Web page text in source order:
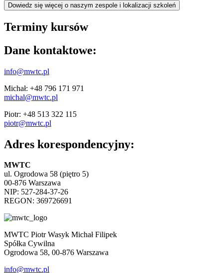
Dowiedz się więcej o naszym zespole i lokalizacji szkoleń
Terminy kursów
Dane kontaktowe:
info@mwtc.pl
Michał: +48 796 171 971
michal@mwtc.pl
Piotr: +48 513 322 115
piotr@mwtc.pl
Adres korespondencyjny:
MWTC
ul. Ogrodowa 58 (piętro 5)
00-876 Warszawa
NIP: 527-284-37-26
REGON: 369726691
MWTC Piotr Wasyk Michał Filipek
Spółka Cywilna
Ogrodowa 58, 00-876 Warszawa
info@mwtc.pl